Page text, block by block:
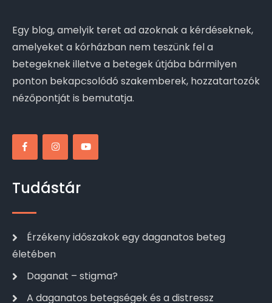
Egy blog, amelyik teret ad azoknak a kérdéseknek,
amelyeket a kórházban nem teszünk fel a
betegeknek illetve a betegek útjába bármilyen
ponton bekapcsolódó szakemberek, hozzatartozók
nézőpontját is bemutatja.
Tudástár
Érzékeny időszakok egy daganatos beteg
életében
Daganat – stigma?
A daganatos betegségek és a distressz